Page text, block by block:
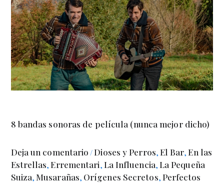
8 bandas sonoras de película (nunca mejor dicho)
Deja un comentario /Dioses y Perros, El Bar,En las
Estrellas,Errementari, La Influencia, La Pequeña
Suiza, Musarañas, Orígenes Secretos, Perfectos